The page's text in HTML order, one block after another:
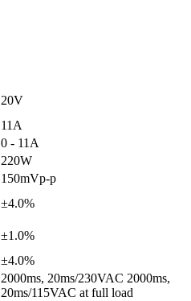
20V
11A
0 - 11A
220W
150mVp-p
±4.0%
±1.0%
±4.0%
2000ms, 20ms/230VAC 2000ms,
20ms/115VAC at full load